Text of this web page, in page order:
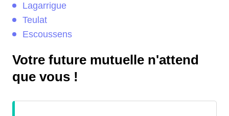
Lagarrigue
Teulat
Escoussens
Votre future mutuelle n'attend
que vous !